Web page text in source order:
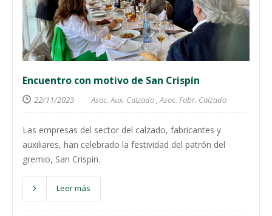
Encuentro con motivo de San Crispín
22/11/2023 Asoc. Aux. Calzado,Asoc. Fabr. Calzado
Las empresas del sector del calzado, fabricantes y
auxiliares, han celebrado la festividad del patrón del
gremio, San Crispín.
Leer más